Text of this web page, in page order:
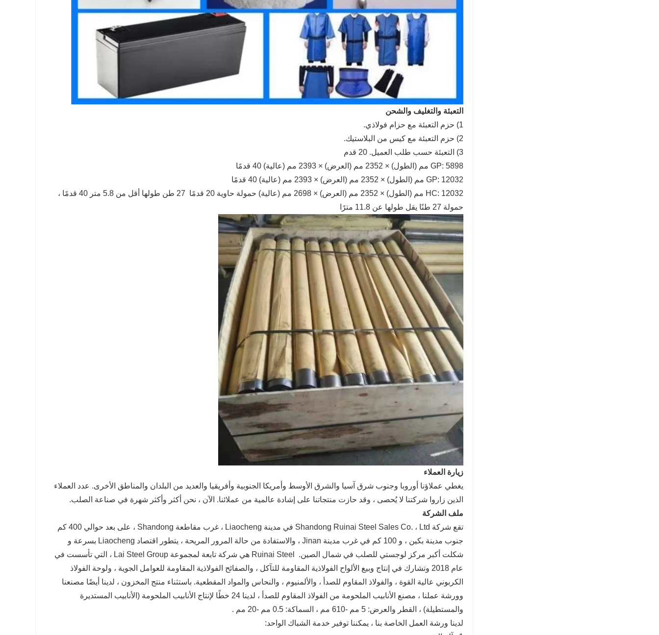
التعبئة والتغليف والشحن
1) حزم التعبئة مع حزام فولاذي.
2) حزم التعبئة مع كيس من البلاستيك.
3) التعبئة حسب طلب العميل. 20 قدم
GP: 5898 مم (الطول) × 2352 مم (العرض) × 2393 مم (عالية) 40 قدمًا
GP: 12032 مم (الطول) × 2352 مم (العرض) × 2393 مم (عالية) 40 قدمًا
HC: 12032 مم (الطول) × 2352 مم (العرض) × 2698 مم (عالية) حمولة حاوية 20 قدمًا
27 طن طولها أقل من 5.8 متر 40 قدمًا ،
حمولة 27 طنًا يقل طولها عن 11.8 مترًا
زيارة العملاء
يغطي عملاؤنا أوروبا وجنوب شرق آسيا والشرق الأوسط وأمريكا الجنوبية وأفريقيا والعديد من البلدان والمناطق الأخرى. عدد العملاء
الذين زاروا شركتنا لا يُحصى ، وقد حازت منتجاتنا على إشادة عالمية من عملائنا. الآن ، نحن أكثر وأكثر شهرة في صناعة الصلب.
ملف الشركة
تقع شركة Shandong Ruinai Steel Sales Co. ، Ltd في مدينة Liaocheng ، غرب مقاطعة Shandong ، على بعد حوالي 400 كم
جنوب مدينة بكين ، و 100 كم في غرب مدينة Jinan ، والاستفادة من حالة المرور المريحة ، يتطور اقتصاد Liaocheng بسرعة و
شكلت أكبر مركز لوجستي للصلب في شمال الصين.
Ruinai Steel هي شركة تابعة لمجموعة Lai Steel Group ، التي تأسست في
عام 2018 وتشارك في إنتاج وبيع الألواح الفولاذية المقاومة للتآكل ، والصفائح الفولاذية المقاومة للعوامل الجوية ، ولوحة الفولاذ
الكربوني عالية القوة ، والفولاذ المقاوم للصدأ ، والألمنيوم ، والنحاس والمواد المقطعية. باستثناء منتج المخزون ، لدينا أيضًا مصنعنا
وورشة عملنا ، مصنع الأنابيب الملحومة من الفولاذ المقاوم للصدأ ، لدينا 24 خطًا لإنتاج الأنابيب الملحومة (الأنابيب المستديرة
والمستطيلة) ، القطر والعرض: 5 مم -610 مم ، السماكة: 0.5 مم -20 مم .
لدينا ورشة العمل الخاصة بنا ، يمكننا توفير خدمة الشباك الواحد: